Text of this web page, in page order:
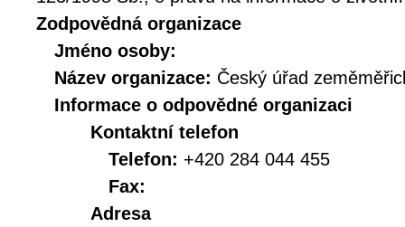
Zodpovědná organizace
Jméno osoby:
Název organizace: Český úřad
Informace o odpovědné organizaci
Kontaktní telefon
Telefon: +420 284 044 455
Fax:
Adresa